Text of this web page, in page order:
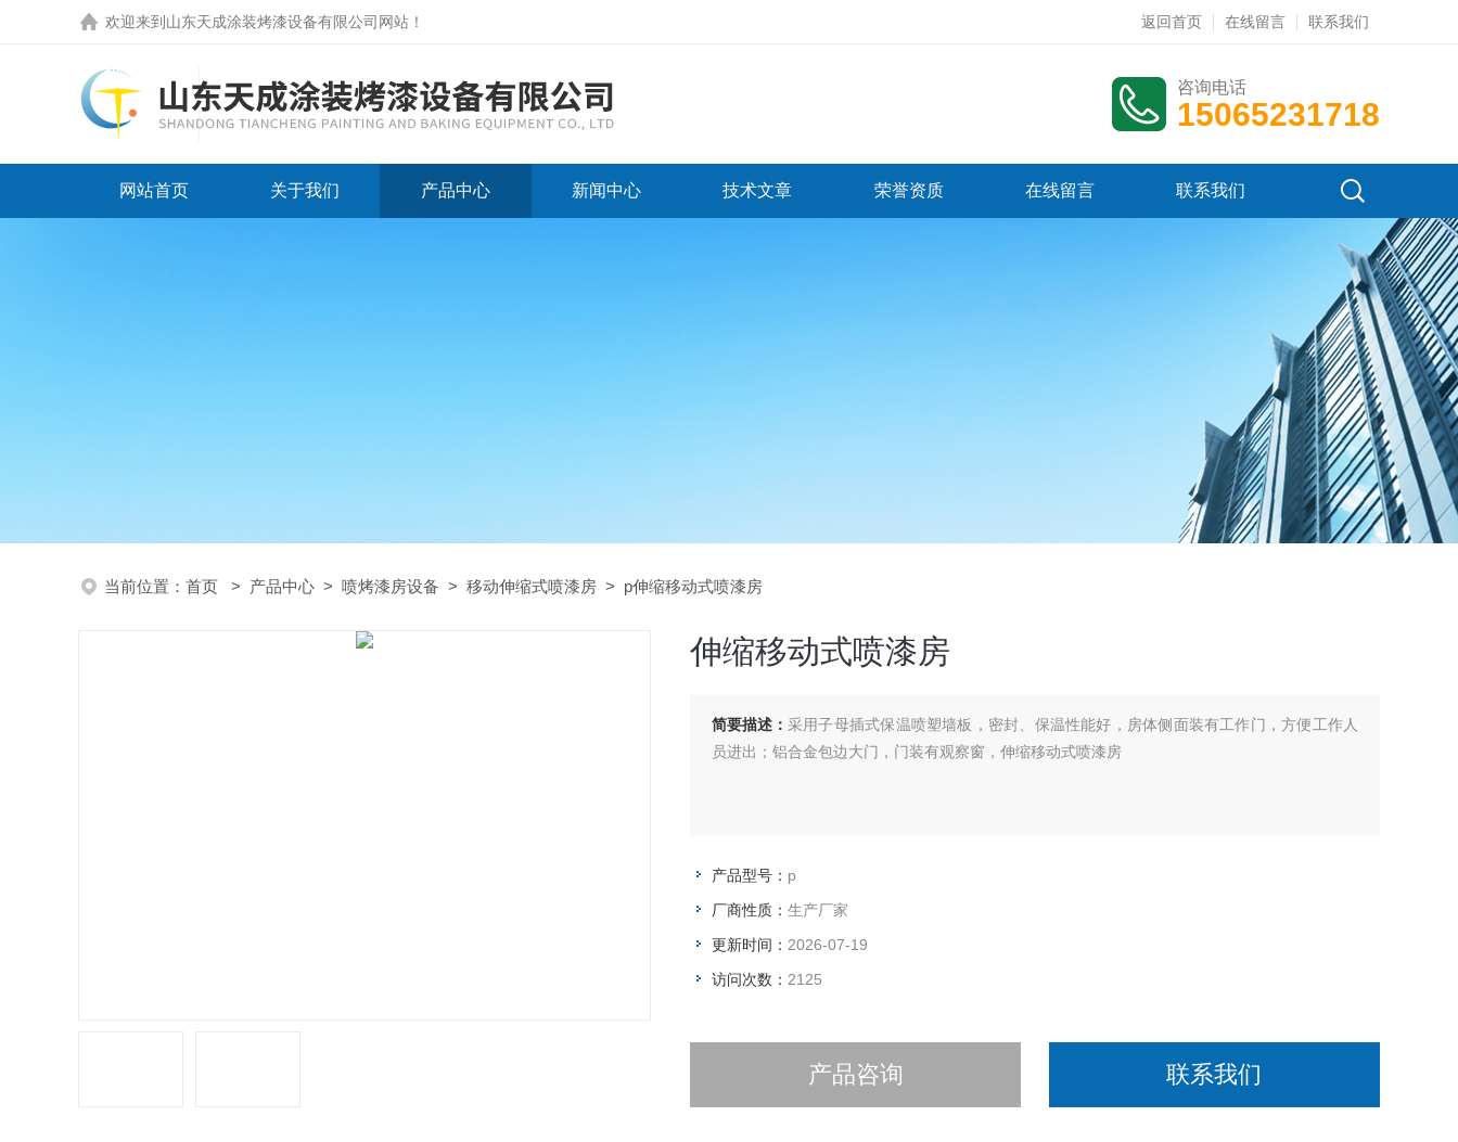
欢迎来到 山东天成涂装烤漆设备有限公司网站 ！ 返回首页 在线留言 联系我们
咨询电话
15065231718
网站首页 关于我们 产品中心 新闻中心 技术文章 荣誉资质 在线留言 联系我们
当前位置： 首页 > 产品中心 > 喷烤漆房设备 > 移动伸缩式喷漆房 > p伸缩移动式喷漆房
伸缩移动式喷漆房
简要描述： 采用子母插式保温喷塑墙板，密封、保温性能好，房体侧面装有工作门，方便工作人
员进出；铝合金包边大门，门装有观察窗，伸缩移动式喷漆房
产品型号： p
厂商性质： 生产厂家
更新时间： 2026-07-19
访问次数： 2125
产品咨询 联系我们